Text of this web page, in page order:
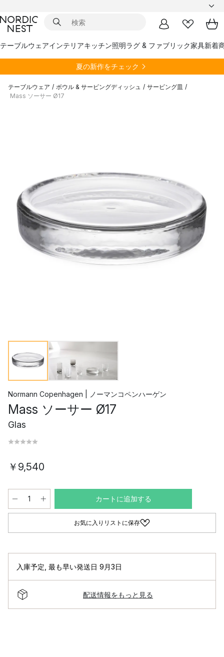
テーブルウェアインテリアキッチン照明ラグ & ファブリック家具新着
夏の新作をチェック
テーブルウェア / ボウル & サービングディッシュ / サービング皿 /
Mass ソーサー Ø17
Normann Copenhagen | ノーマンコペンハーゲン
Mass ソーサー Ø17
Glas
￥9,540
カートに追加する
お気に入りリストに保存
入庫予定 最も早い発送日 9月3日
配送情報をもっと見る